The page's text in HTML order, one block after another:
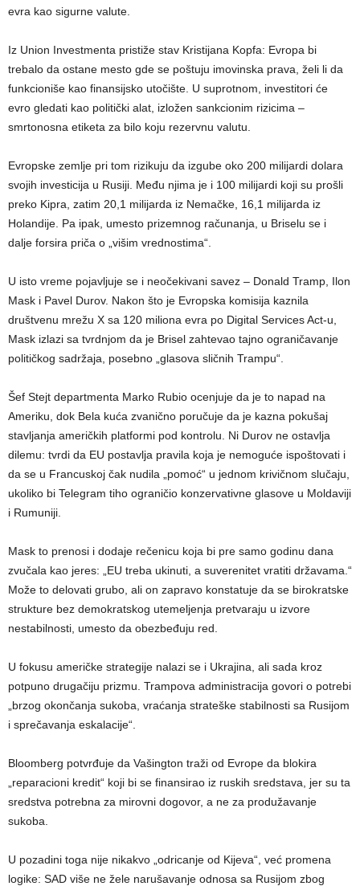
evra kao sigurne valute.
Iz Union Investmenta pristiže stav Kristijana Kopfa: Evropa bi
trebalo da ostane mesto gde se poštuju imovinska prava, želi li da
funkcioniše kao finansijsko utočište. U suprotnom, investitori će
evro gledati kao politički alat, izložen sankcionim rizicima –
smrtonosna etiketa za bilo koju rezervnu valutu.
Evropske zemlje pri tom rizikuju da izgube oko 200 milijardi dolara
svojih investicija u Rusiji. Među njima je i 100 milijardi koji su prošli
preko Kipra, zatim 20,1 milijarda iz Nemačke, 16,1 milijarda iz
Holandije. Pa ipak, umesto prizemnog računanja, u Briselu se i
dalje forsira priča o „višim vrednostima“.
U isto vreme pojavljuje se i neočekivani savez – Donald Tramp, Ilon
Mask i Pavel Durov. Nakon što je Evropska komisija kaznila
društvenu mrežu X sa 120 miliona evra po Digital Services Act-u,
Mask izlazi sa tvrdnjom da je Brisel zahtevao tajno ograničavanje
političkog sadržaja, posebno „glasova sličnih Trampu“.
Šef Stejt departmenta Marko Rubio ocenjuje da je to napad na
Ameriku, dok Bela kuća zvanično poručuje da je kazna pokušaj
stavljanja američkih platformi pod kontrolu. Ni Durov ne ostavlja
dilemu: tvrdi da EU postavlja pravila koja je nemoguće ispoštovati i
da se u Francuskoj čak nudila „pomoć“ u jednom krivičnom slučaju,
ukoliko bi Telegram tiho ograničio konzervativne glasove u Moldaviji
i Rumuniji.
Mask to prenosi i dodaje rečenicu koja bi pre samo godinu dana
zvučala kao jeres: „EU treba ukinuti, a suverenitet vratiti državama.“
Može to delovati grubo, ali on zapravo konstatuje da se birokratske
strukture bez demokratskog utemeljenja pretvaraju u izvore
nestabilnosti, umesto da obezbeđuju red.
U fokusu američke strategije nalazi se i Ukrajina, ali sada kroz
potpuno drugačiju prizmu. Trampova administracija govori o potrebi
„brzog okončanja sukoba, vraćanja strateške stabilnosti sa Rusijom
i sprečavanja eskalacije“.
Bloomberg potvrđuje da Vašington traži od Evrope da blokira
„reparacioni kredit“ koji bi se finansirao iz ruskih sredstava, jer su ta
sredstva potrebna za mirovni dogovor, a ne za produžavanje
sukoba.
U pozadini toga nije nikakvo „odricanje od Kijeva“, već promena
logike: SAD više ne žele narušavanje odnosa sa Rusijom zbog